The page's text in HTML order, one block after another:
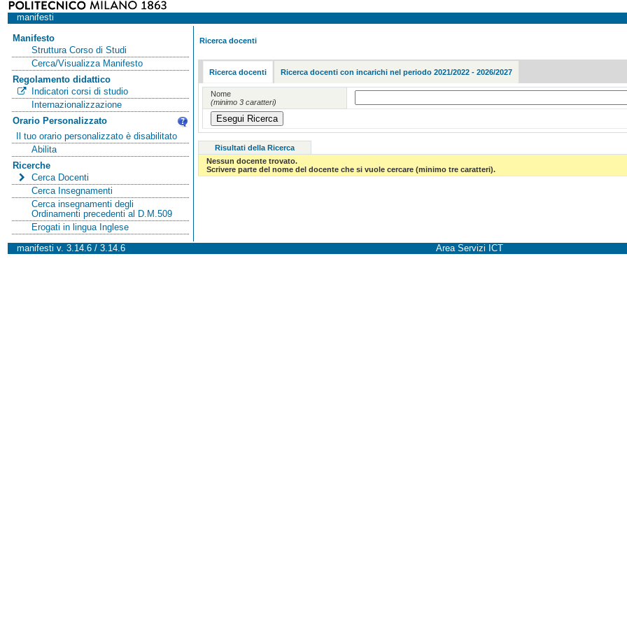
manifesti
Manifesto
Struttura Corso di Studi
Cerca/Visualizza Manifesto
Regolamento didattico
Indicatori corsi di studio
Internazionalizzazione
Orario Personalizzato
Il tuo orario personalizzato è disabilitato
Abilita
Ricerche
Cerca Docenti
Cerca Insegnamenti
Cerca insegnamenti degli
Ordinamenti precedenti al D.M.509
Erogati in lingua Inglese
Ricerca docenti
Ricerca docenti Ricerca docenti con incarichi nel periodo 2021/2022 - 2026/2027
Nome
(minimo 3 caratteri)
Risultati della Ricerca
Nessun docente trovato.
Scrivere parte del nome del docente che si vuole cercare (minimo tre caratteri).
manifesti v. 3.14.6 / 3.14.6 Area Servizi ICT